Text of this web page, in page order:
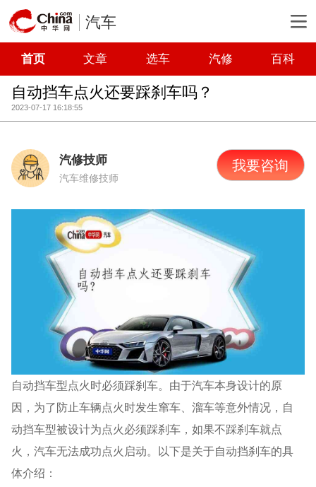
汽车
首页 文章 选车 汽修 百科
自动挡车点火还要踩刹车吗？
2023-07-17 16:18:55
汽修技师
汽车维修技师
我要咨询
自动挡车型点火时必须踩刹车。由于汽车本身设计的原
因，为了防止车辆点火时发生窜车、溜车等意外情况，自
动挡车型被设计为点火必须踩刹车，如果不踩刹车就点
火，汽车无法成功点火启动。以下是关于自动挡刹车的具
体介绍：